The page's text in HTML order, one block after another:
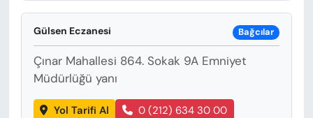
Gülsen Eczanesi Bağcılar
Çınar Mahallesi 864. Sokak 9A Emniyet
Müdürlüğü yanı
Yol Tarifi Al 0 (212) 634 30 00